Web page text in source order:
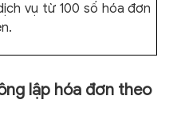
vụ từ 100 số hóa đơn
lập hóa đơn theo